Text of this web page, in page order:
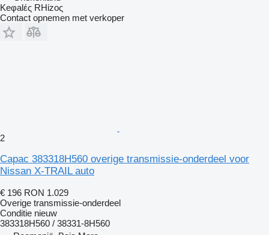
Keφalές RHίzoς
Contact opnemen met verkoper
2
Capac 383318H560 overige transmissie-onderdeel voor
Nissan X-TRAIL auto
€ 196 RON 1.029
Overige transmissie-onderdeel
Conditie nieuw
383318H560 / 38331-8H560